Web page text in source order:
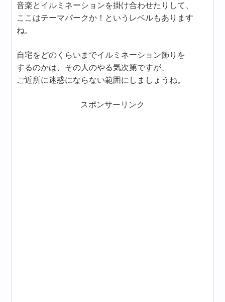
音楽とイルミネーションを掛け合わせたりして、
ここはテーマパークか！というレベルもあります
ね。
自宅をどのくらいまでイルミネーション飾りを
するのかは、その人のやる気次第ですが、
ご近所に迷惑にならない範囲にしましょうね。
スポンサーリンク